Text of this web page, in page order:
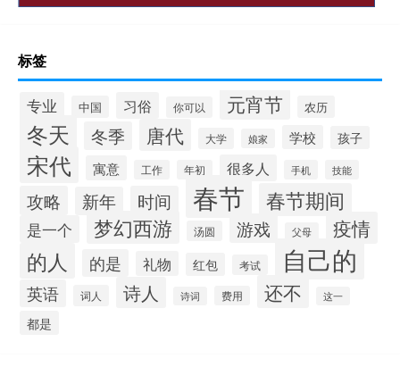
标签
专业 中国 习俗 你可以 元宵节 农历
冬天 冬季 唐代 大学 娘家 学校 孩子
宋代 寓意 工作 年初 很多人 手机 技能
攻略 新年 时间 春节 春节期间
是一个 梦幻西游 汤圆 游戏 父母 疫情
的人 的是 礼物 红包 考试 自己的
英语 词人 诗人 诗词 费用 还不 这一
都是